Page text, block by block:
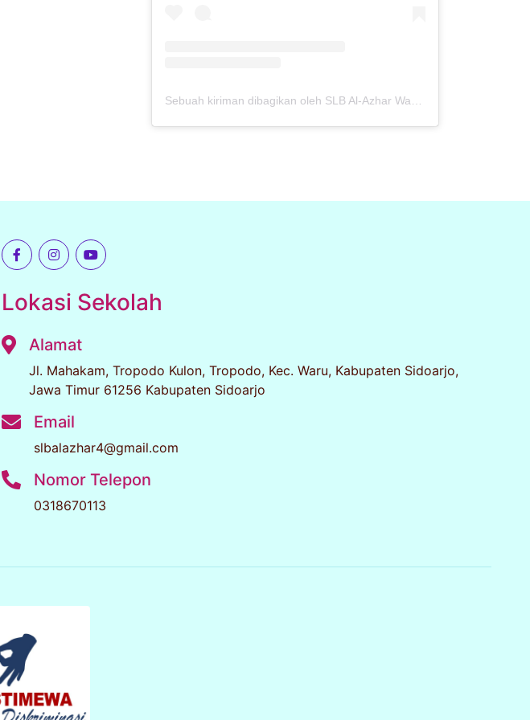
Lokasi Sekolah
Alamat
Jl. Mahakam, Tropodo Kulon, Tropodo, Kec. Waru, Kabupaten Sidoarjo,
Jawa Timur 61256 Kabupaten Sidoarjo
Email
slbalazhar4@gmail.com
Nomor Telepon
0318670113